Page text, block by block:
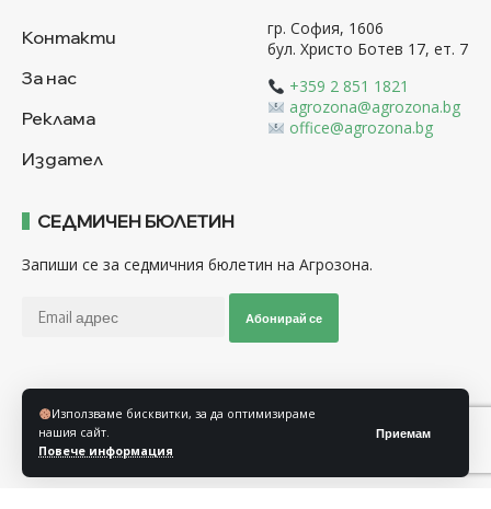
Използваме бисквитки, за да оптимизираме
нашия сайт.
Повече информация
Приемам
Контакти
За нас
Реклама
Издател
гр. София, 1606
бул. Христо Ботев 17, ет. 7
+359 2 851 1821
agrozona@agrozona.bg
office@agrozona.bg
СЕДМИЧЕН БЮЛЕТИН
Запиши се за седмичния бюлетин на Агрозона.
Абонирай се
Последвайте ни